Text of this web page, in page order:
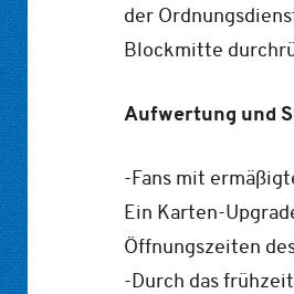
der
Blockmitte
Aufwertung und
-Fans mit
Ein Karten-
Öffnungszeiten
-Durch das